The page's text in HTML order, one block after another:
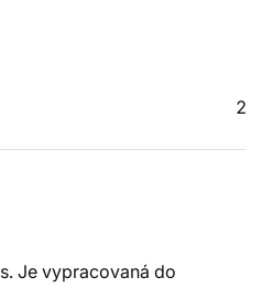
2
Je vypracovaná do